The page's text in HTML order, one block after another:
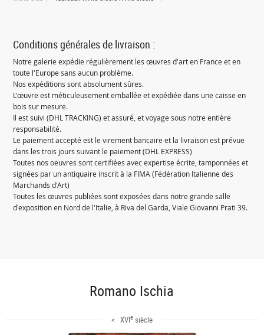
Conditions générales de livraison :
Notre galerie expédie régulièrement les œuvres d'art en France et en
toute l'Europe sans aucun problème.
Nos expéditions sont absolument sûres.
L'œuvre est méticuleusement emballée et expédiée dans une caisse en
bois sur mesure.
Il est suivi (DHL TRACKING) et assuré, et voyage sous notre entière
responsabilité.
Le paiement accepté est le virement bancaire et la livraison est prévue
dans les trois jours suivant le paiement (DHL EXPRESS)
Toutes nos oeuvres sont certifiées avec expertise écrite, tamponnées et
signées par un antiquaire inscrit à la FIMA (Fédération Italienne des
Marchands d'Art)
Toutes les œuvres publiées sont exposées dans notre grande salle
d'exposition en Nord de l'Italie, à Riva del Garda, Viale Giovanni Prati 39.
Romano Ischia
< XVIesiècle